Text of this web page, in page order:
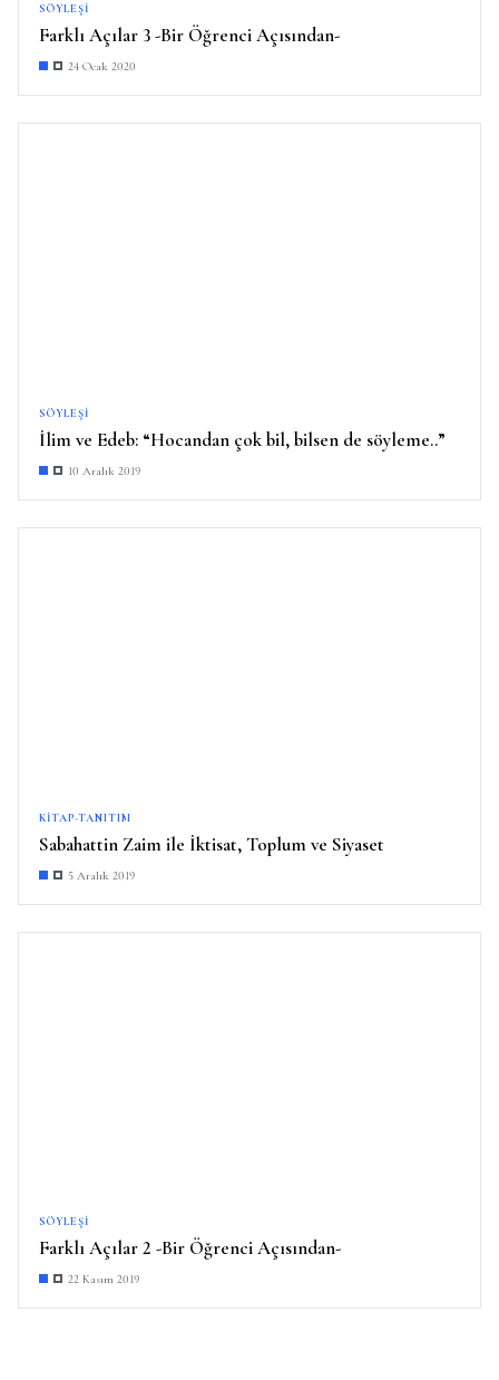
SÖYLEŞI
Farklı Açılar 3 -Bir Öğrenci Açısından-
24 Ocak 2020
SÖYLEŞI
İlim ve Edeb: “Hocandan çok bil, bilsen de söyleme..”
10 Aralık 2019
KITAP-TANITIM
Sabahattin Zaim ile İktisat, Toplum ve Siyaset
5 Aralık 2019
SÖYLEŞI
Farklı Açılar 2 -Bir Öğrenci Açısından-
22 Kasım 2019